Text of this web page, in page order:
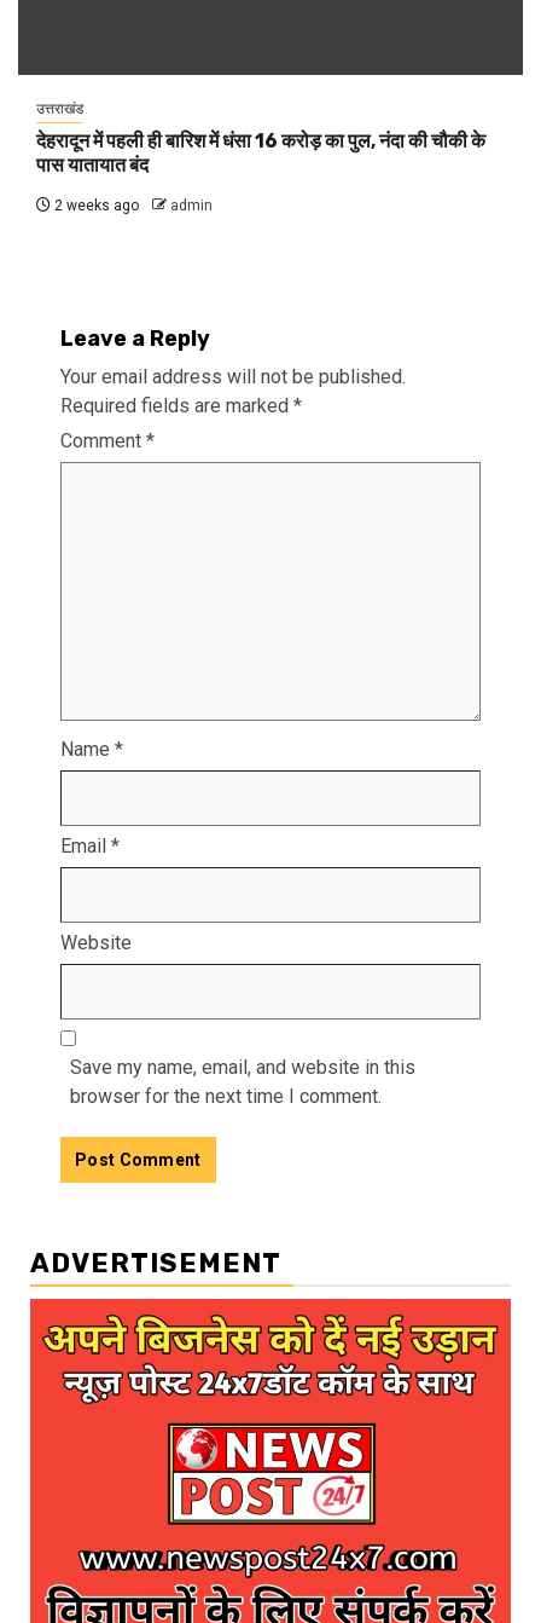
उत्तराखंड
देहरादून में पहली ही बारिश में धंसा 16 करोड़ का पुल, नंदा की चौकी के
पास यातायात बंद
2 weeks ago admin
Leave a Reply
Your email address will not be published.
Required fields are marked *
Comment *
Name *
Email *
Website
Save my name, email, and website in this
browser for the next time I comment.
ADVERTISEMENT